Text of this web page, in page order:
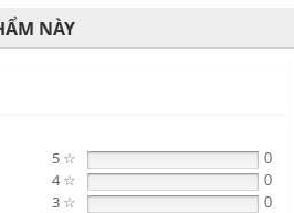
Hai Bà Trưng- Hà Nội
NÀY
5 ☆ 0
4 ☆ 0
3 ☆ 0